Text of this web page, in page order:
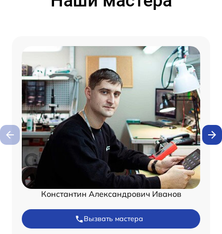
Константин Александрович Иванов
Вызвать мастера